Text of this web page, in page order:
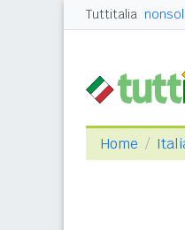
Tuttitalia
Home